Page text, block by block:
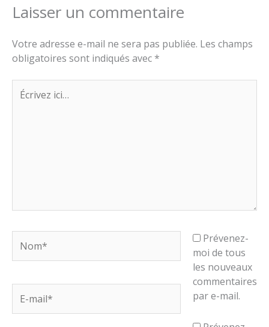
Laisser un commentaire
Votre adresse e-mail ne sera pas publiée. Les champs
obligatoires sont indiqués avec *
Écrivez
ici…
mail*
Prévenez-
moi de tous
les nouveaux
commentaires
par e-mail.